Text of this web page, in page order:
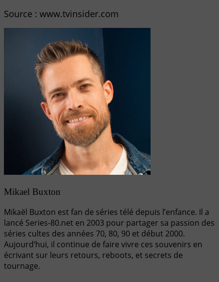
Source : www.tvinsider.com
Mikael Buxton
Mikaël Buxton est fan de séries télé depuis l’enfance. Il a
lancé Series-80.net en 2003 pour partager sa passion des
séries cultes des années 70, 80, 90 et début 2000.
Aujourd’hui, il continue de faire vivre ces souvenirs en
écrivant sur leurs retours, reboots, et secrets de
tournage.